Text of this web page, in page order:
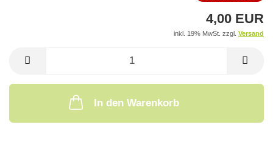
4,00 EUR
inkl. 19% MwSt. zzgl. Versand
In den Warenkorb